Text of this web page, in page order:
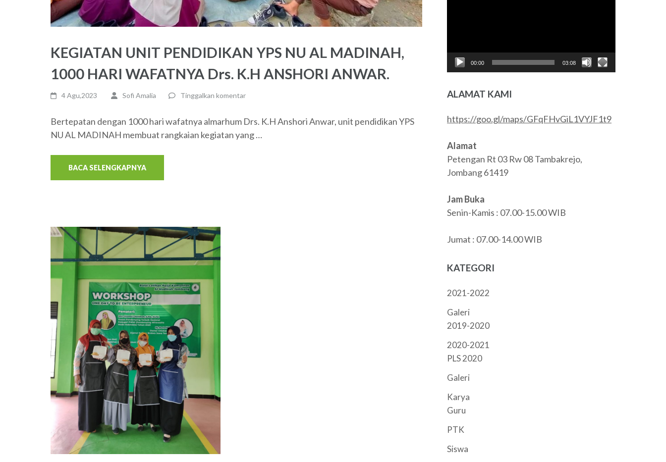
KEGIATAN UNIT PENDIDIKAN YPS NU AL MADINAH,
1000 HARI WAFATNYA Drs. K.H ANSHORI ANWAR.
4 Agu,2023 Sofi Amalia Tinggalkan komentar
Bertepatan dengan 1000 hari wafatnya almarhum Drs. K.H Anshori Anwar, unit pendidikan YPS
NU AL MADINAH membuat rangkaian kegiatan yang …
BACA SELENGKAPNYA
00:00 03:08
ALAMAT KAMI
https://goo.gl/maps/GFqFHvGiL1VYJF1t9
Alamat
Petengan Rt 03 Rw 08 Tambakrejo,
Jombang 61419
Jam Buka
Senin-Kamis : 07.00-15.00 WIB
Jumat : 07.00-14.00 WIB
KATEGORI
2021-2022
Galeri
2019-2020
2020-2021
PLS 2020
Galeri
Karya
Guru
PTK
Siswa